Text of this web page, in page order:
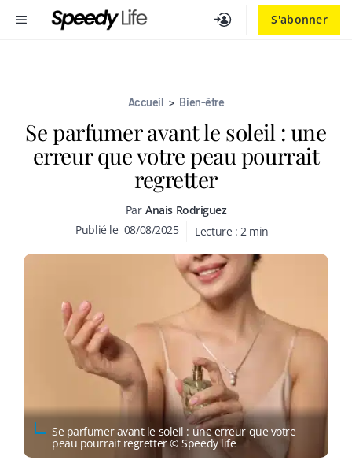
S'abonner
MENU
Accueil > Bien-être
Se parfumer avant le soleil : une
erreur que votre peau pourrait
regretter
Par Anais Rodriguez
Publié le 08/08/2025 Lecture : 2 min
Se parfumer avant le soleil : une erreur que votre
peau pourrait regretter © Speedy life